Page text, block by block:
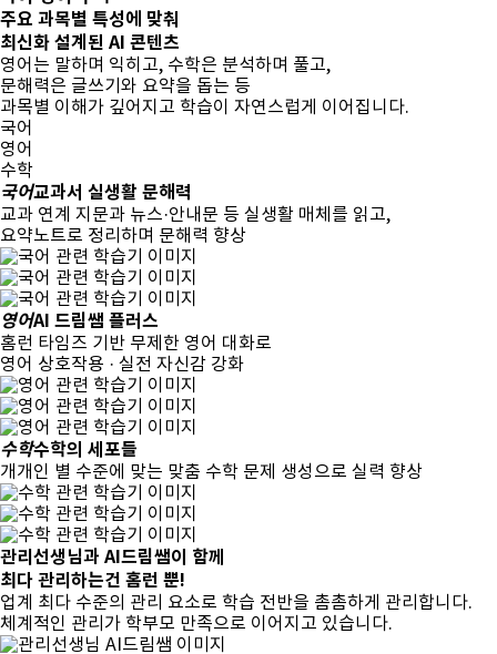
주요 과목별 특성에 맞춰
최신화 설계된 AI 콘텐츠
영어는 말하며 익히고, 수학은 분석하며 풀고,
문해력은 글쓰기와 요약을 돕는 등
과목별 이해가 깊어지고 학습이 자연스럽게 이어집니다.
국어
영어
수학
국어교과서 실생활 문해력
교과 연계 지문과 뉴스·안내문 등 실생활 매체를 읽고,
요약노트로 정리하며 문해력 향상
영어AI 드림쌤 플러스
홈런 타임즈 기반 무제한 영어 대화로
영어 상호작용 · 실전 자신감 강화
수학수학의 세포들
개개인 별 수준에 맞는 맞춤 수학 문제 생성으로 실력 향상
관리선생님과 AI드림쌤이 함께
최다 관리하는건 홈런 뿐!
업계 최다 수준의 관리 요소로 학습 전반을 촘촘하게 관리합니다.
체계적인 관리가 학부모 만족으로 이어지고 있습니다.